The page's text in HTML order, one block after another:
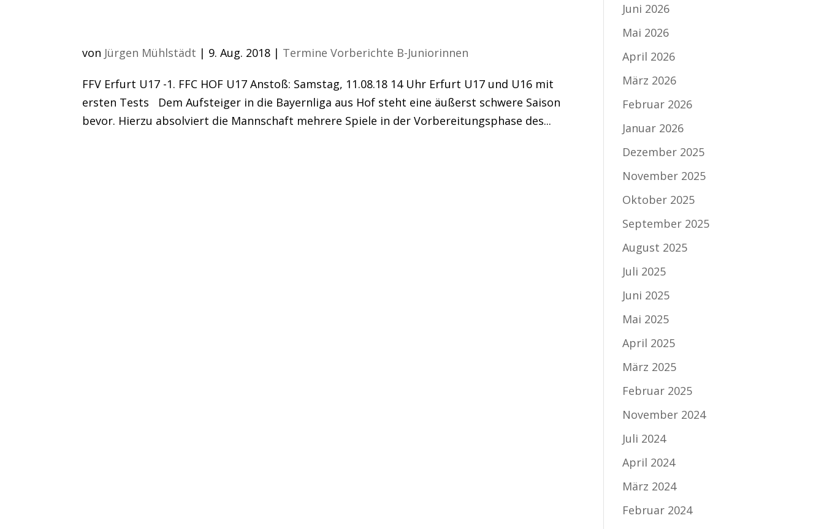
von Jürgen Mühlstädt | 9. Aug. 2018 | Termine Vorberichte B-Juniorinnen
FFV Erfurt U17 -1. FFC HOF U17 Anstoß: Samstag, 11.08.18 14 Uhr Erfurt U17 und U16 mit
ersten Tests Dem Aufsteiger in die Bayernliga aus Hof steht eine äußerst schwere Saison
bevor. Hierzu absolviert die Mannschaft mehrere Spiele in der Vorbereitungsphase des...
Juni 2026
Mai 2026
April 2026
März 2026
Februar 2026
Januar 2026
Dezember 2025
November 2025
Oktober 2025
September 2025
August 2025
Juli 2025
Juni 2025
Mai 2025
April 2025
März 2025
Februar 2025
November 2024
Juli 2024
April 2024
März 2024
Februar 2024